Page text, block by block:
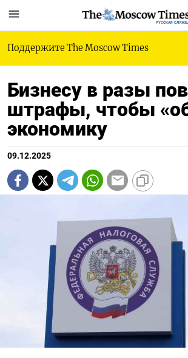
РУССКАЯ
Поддержите The Moscow Times
Бизнесу в разы
штрафы, чтобы
экономику
09.12.2025